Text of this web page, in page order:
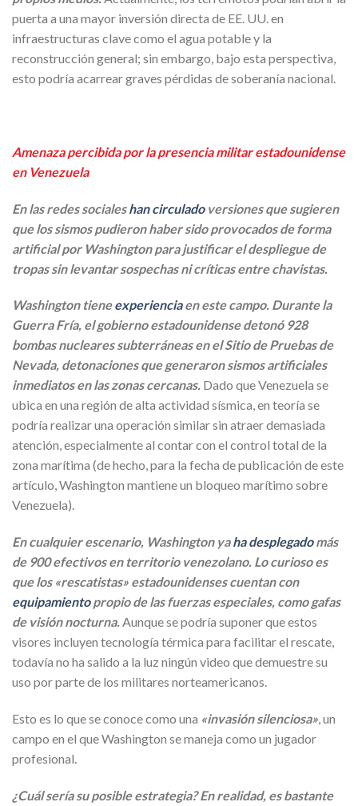
puerta a una mayor inversión directa de EE. UU. en
infraestructuras clave como el agua potable y la
reconstrucción general; sin embargo, bajo esta perspectiva,
esto podría acarrear graves pérdidas de soberanía nacional.
Amenaza percibida por la presencia militar estadounidense
en Venezuela
En las redes socialeshan circuladoversiones que sugieren
que los sismos pudieron haber sido provocados de forma
artificial por Washington para justificar el despliegue de
tropas sin levantar sospechas ni críticas entre chavistas.
Washington tieneexperienciaen este campo. Durante la
Guerra Fría, el gobierno estadounidense detonó 928
bombas nucleares subterráneas en el Sitio de Pruebas de
Nevada, detonaciones que generaron sismos artificiales
inmediatos en las zonas cercanas. Dado que Venezuela se
ubica en una región de alta actividad sísmica, en teoría se
podría realizar una operación similar sin atraer demasiada
atención, especialmente al contar con el control total de la
zona marítima (de hecho, para la fecha de publicación de este
artículo, Washington mantiene un bloqueo marítimo sobre
Venezuela).
En cualquier escenario, Washington yaha desplegadomás
de 900 efectivos en territorio venezolano. Lo curioso es
que los «rescatistas» estadounidenses cuentan con
equipamientopropio de las fuerzas especiales, como gafas
de visión nocturna.Aunque se podría suponer que estos
visores incluyen tecnología térmica para facilitar el rescate,
todavía no ha salido a la luz ningún video que demuestre su
uso por parte de los militares norteamericanos.
Esto es lo que se conoce como una «invasión silenciosa», un
campo en el que Washington se maneja como un jugador
profesional.
¿Cuál sería su posible estrategia? En realidad, es bastante